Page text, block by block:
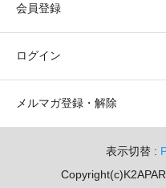
会員登録
ログイン
メルマガ登録・解除
表示切替 :